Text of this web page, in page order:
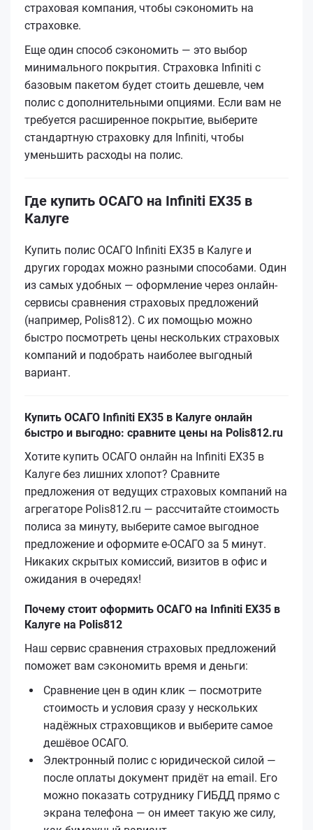
страховая компания, чтобы сэкономить на
страховке.
Еще один способ сэкономить — это выбор
минимального покрытия. Страховка Infiniti с
базовым пакетом будет стоить дешевле, чем
полис с дополнительными опциями. Если вам не
требуется расширенное покрытие, выберите
стандартную страховку для Infiniti, чтобы
уменьшить расходы на полис.
Где купить ОСАГО на Infiniti EX35 в
Калуге
Купить полис ОСАГО Infiniti EX35 в Калуге и
других городах можно разными способами. Один
из самых удобных — оформление через онлайн-
сервисы сравнения страховых предложений
(например, Polis812). С их помощью можно
быстро посмотреть цены нескольких страховых
компаний и подобрать наиболее выгодный
вариант.
Купить ОСАГО Infiniti EX35 в Калуге онлайн
быстро и выгодно: сравните цены на Polis812.ru
Хотите купить ОСАГО онлайн на Infiniti EX35 в
Калуге без лишних хлопот? Сравните
предложения от ведущих страховых компаний на
агрегаторе Polis812.ru — рассчитайте стоимость
полиса за минуту, выберите самое выгодное
предложение и оформите е‑ОСАГО за 5 минут.
Никаких скрытых комиссий, визитов в офис и
ожидания в очередях!
Почему стоит оформить ОСАГО на Infiniti EX35 в
Калуге на Polis812
Наш сервис сравнения страховых предложений
поможет вам сэкономить время и деньги:
Сравнение цен в один клик — посмотрите
стоимость и условия сразу у нескольких
надёжных страховщиков и выберите самое
дешёвое ОСАГО.
Электронный полис с юридической силой —
после оплаты документ придёт на email. Его
можно показать сотруднику ГИБДД прямо с
экрана телефона — он имеет такую же силу,